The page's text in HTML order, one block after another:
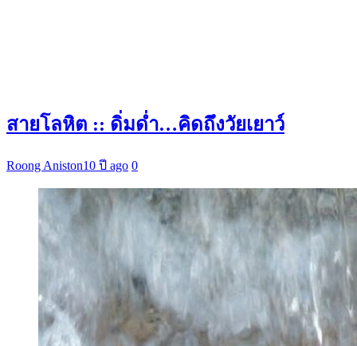
สายโลหิต :: ดิ่มด่ำ…คิดถึงวัยเยาว์
Roong Aniston10 ปี ago 0